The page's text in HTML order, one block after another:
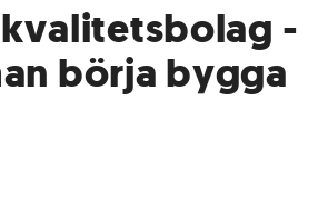
-
börja bygga